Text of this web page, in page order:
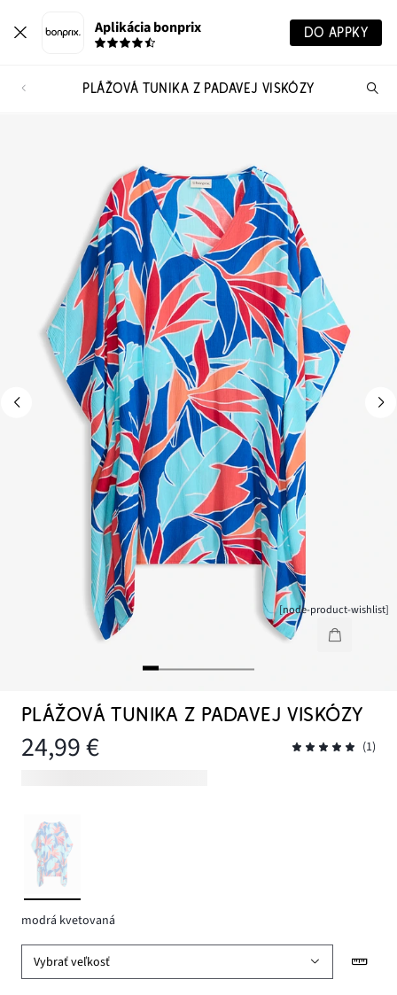
Aplikácia bonprix DO APPKY
PLÁŽOVÁ TUNIKA Z PADAVEJ VISKÓZY
[node-product-wishlist]
PLÁŽOVÁ TUNIKA Z PADAVEJ VISKÓZY
24,99 € (1)
modrá kvetovaná
Vybrať veľkosť